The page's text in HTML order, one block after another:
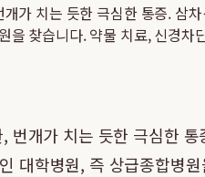
가 치는 듯한 극심한 통증. 삼
을 찾습니다. 약물 치료, 신경차
번개가 치는 듯한 극심한
대학병원, 즉 상급종합병